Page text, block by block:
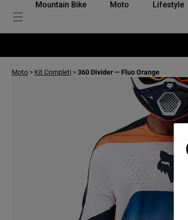
Mountain Bike Moto Lifestyle
Moto > Kit Completi >360 Divider — Fluo Orange